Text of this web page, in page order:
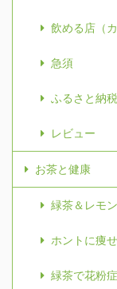
飲める店（
急須
ふるさと納税
レビュー
お茶と健康
緑茶＆レモ
ホントに痩
緑茶で花粉